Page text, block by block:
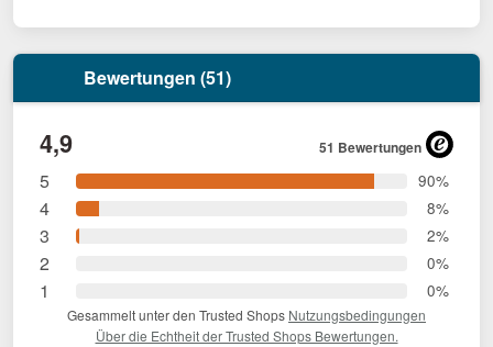
Bewertungen (51)
4,9 51 Bewertungen
5 90%
4 8%
3 2%
2 0%
1 0%
Gesammelt unter den Trusted Shops Nutzungsbedingungen
Über die Echtheit der Trusted Shops Bewertungen.